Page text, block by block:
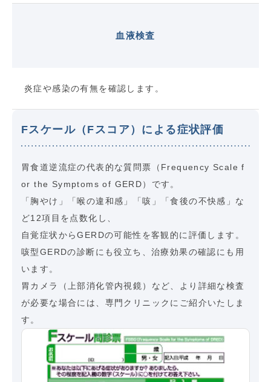
血液検査
炎症や感染の有無を確認します。
Fスケール（Fスコア）による症状評価
胃食道逆流症の代表的な質問票（Frequency Scale f
or the Symptoms of GERD）です。
「胸やけ」「喉の違和感」「咳」「食後の不快感」な
ど12項目を点数化し、
自覚症状からGERDの可能性を客観的に評価します。
咳型GERDの診断にも役立ち、治療効果の確認にも用
います。
胃カメラ（上部消化管内視鏡）など、より詳細な検査
が必要な場合には、専門クリニックにご紹介いたしま
す。